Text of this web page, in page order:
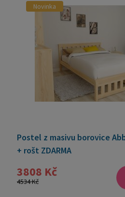
Novinka
Postel z masivu borovice
+ rošt ZDARMA
3808 Kč
4534 Kč